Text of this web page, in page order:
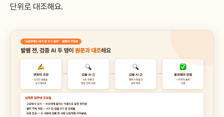
단위로 대조해요.